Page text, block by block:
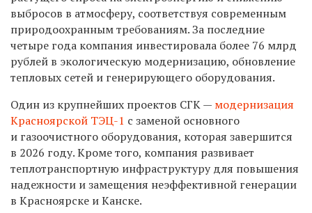
выбросов в атмосферу, соответствуя современным
природоохранным требованиям. За последние
четыре года компания инвестировала более 76 млрд
рублей в экологическую модернизацию, обновление
тепловых сетей и генерирующего оборудования.
Один из крупнейших проектов СГК — модернизация
Красноярской ТЭЦ-1 с заменой основного
и газоочистного оборудования, которая завершится
в 2026 году. Кроме того, компания развивает
теплотранспортную инфраструктуру для повышения
надежности и замещения неэффективной генерации
в Красноярске и Канске.